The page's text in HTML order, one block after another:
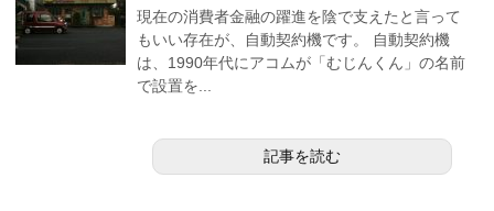
現在の消費者金融の躍進を陰で支えたと言って
もいい存在が、自動契約機です。 自動契約機
は、1990年代にアコムが「むじんくん」の名前
で設置を...
記事を読む